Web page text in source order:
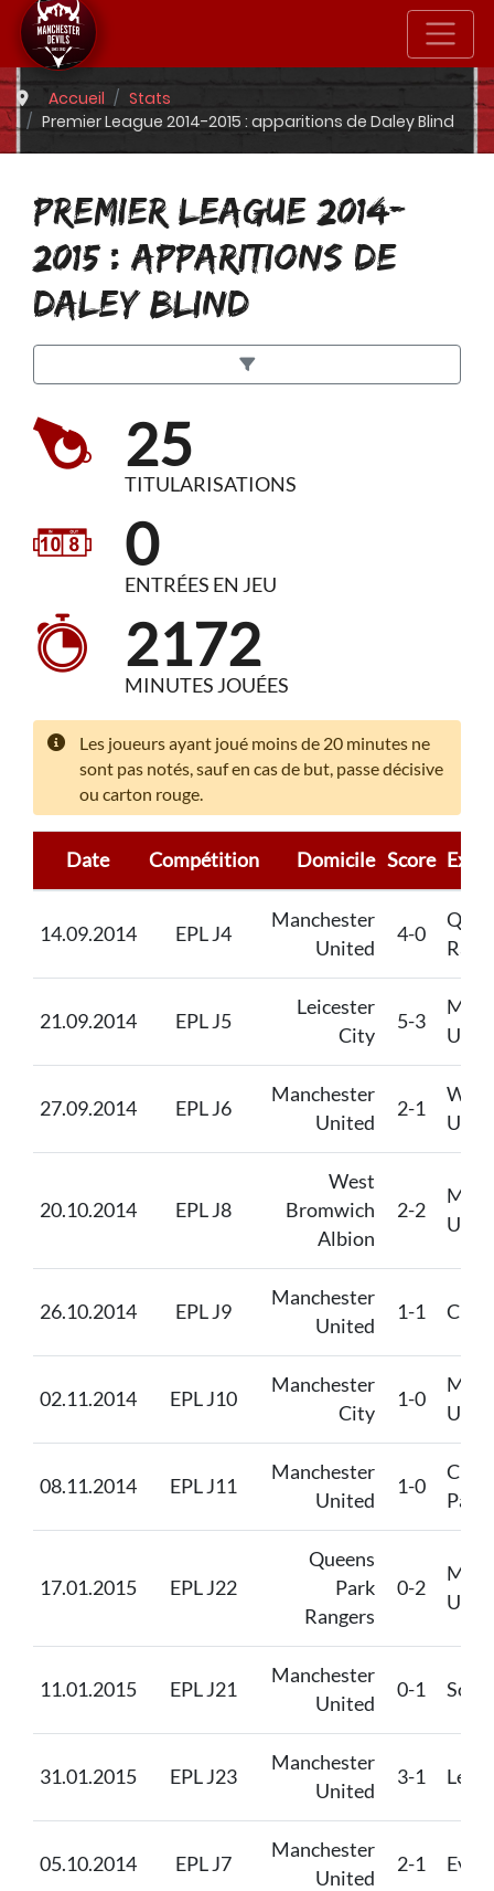
Accueil
Stats
Premier League 2014-2015 : apparitions de Daley Blind
PREMIER LEAGUE 2014-
2015 : APPARITIONS DE
DALEY BLIND
25
TITULARISATIONS
0
ENTRÉES EN JEU
2172
MINUTES JOUÉES
Les joueurs ayant joué moins de 20 minutes ne
sont pas notés, sauf en cas de but, passe décisive
ou carton rouge.
Date Compétition Domicile Score
14.09.2014 EPL J4
Manchester
United
4-0
21.09.2014 EPL J5
Leicester
City
5-3
27.09.2014 EPL J6
Manchester
United
2-1
20.10.2014 EPL J8
West
Bromwich
Albion
2-2
26.10.2014 EPL J9
Manchester
United
1-1
02.11.2014 EPL J10
Manchester
City
1-0
08.11.2014 EPL J11
Manchester
United
1-0
17.01.2015 EPL J22
Queens
Park
Rangers
0-2
11.01.2015 EPL J21
Manchester
United
0-1
31.01.2015 EPL J23
Manchester
United
3-1
05.10.2014 EPL J7
Manchester
United
2-1